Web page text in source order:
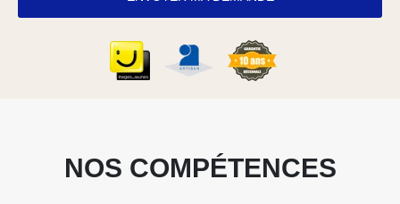
NOS COMPÉTENCES